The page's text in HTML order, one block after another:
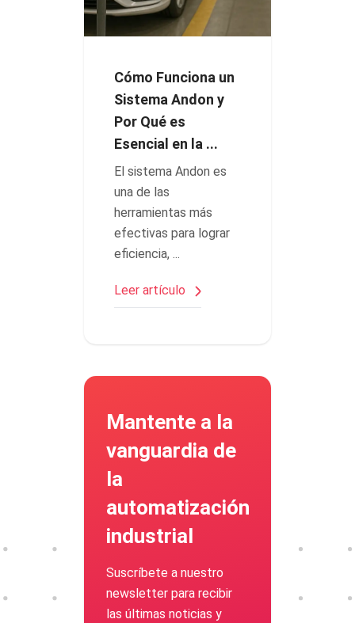
Cómo Funciona un
Sistema Andon y
Por Qué es
Esencial en la ...
El sistema Andon es
una de las
herramientas más
efectivas para lograr
eficiencia, ...
Leer artículo
Mantente a la
vanguardia de
la
automatización
industrial
Suscríbete a nuestro
newsletter para recibir
las últimas noticias y